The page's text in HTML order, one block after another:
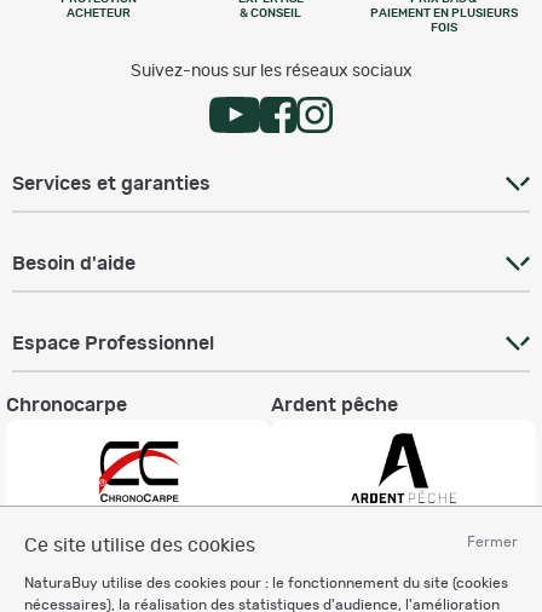
Fermer
Ce site utilise des cookies
NaturaBuy utilise des cookies pour : le fonctionnement du site (cookies
nécessaires), la réalisation des statistiques d'audience, l'amélioration
ACHETEUR
& CONSEIL
PAIEMENT EN PLUSIEURS
FOIS
Suivez-nous sur les réseaux sociaux
Services et garanties
Besoin d'aide
Espace Professionnel
Chronocarpe Ardent pêche
Charte éthique